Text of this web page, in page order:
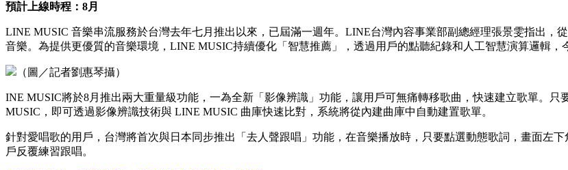
預計上線時程：8月
LINE MUSIC 音樂串流服務於台灣去年七月推出以來，已屆滿一週年。LINE台灣內容事業部副總經理張景雯指出，
音樂。為提供更優質的音樂環境，LINE MUSIC持續優化「智慧推薦」，透過用戶的點聽紀錄和人工智慧演算邏輯，
（圖／記者劉惠琴攝）
INE MUSIC將於8月推出兩大重量級功能，一為全新「影像辨識」功能，讓用戶可無痛轉移歌曲，快速建立歌單。
MUSIC，即可透過影像辨識技術與 LINE MUSIC 曲庫快速比對，系統將從內建曲庫中自動建置歌單。
針對愛唱歌的用戶，台灣將首次與日本同步推出「去人聲跟唱」功能，在音樂播放時，只要點選動態歌詞，畫面左
戶反覆練習跟唱。